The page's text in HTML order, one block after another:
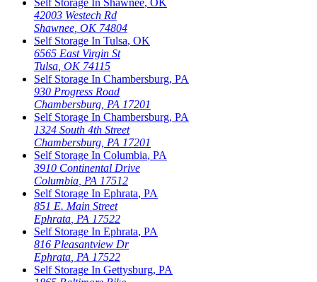
Self Storage In Shawnee, OK
42003 Westech Rd
Shawnee OK 74804
Self Storage In Tulsa, OK
6565 East Virgin St
Tulsa OK 74115
Self Storage In Chambersburg, PA
930 Progress Road
Chambersburg PA 17201
Self Storage In Chambersburg, PA
1324 South 4th Street
Chambersburg PA 17201
Self Storage In Columbia, PA
3910 Continental Drive
Columbia PA 17512
Self Storage In Ephrata, PA
851 E. Main Street
Ephrata PA 17522
Self Storage In Ephrata, PA
816 Pleasantview Dr
Ephrata PA 17522
Self Storage In Gettysburg, PA